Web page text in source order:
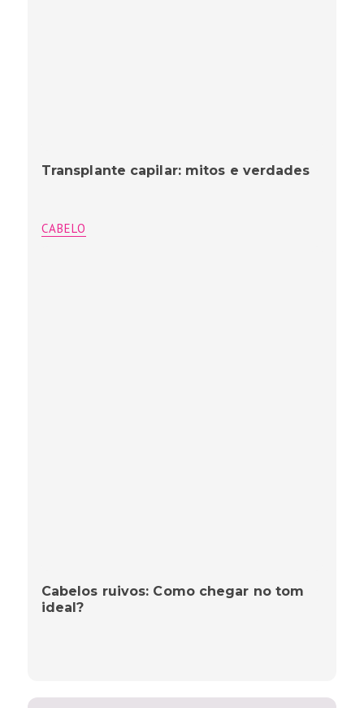
Transplante capilar: mitos e verdades
CABELO
Cabelos ruivos: Como chegar no tom
ideal?